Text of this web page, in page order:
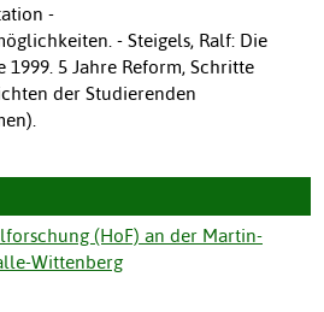
-
- Steigels, Ralf: Die
5 Jahre Reform, Schritte
der Studierenden
(HoF) an der Martin-
Wittenberg